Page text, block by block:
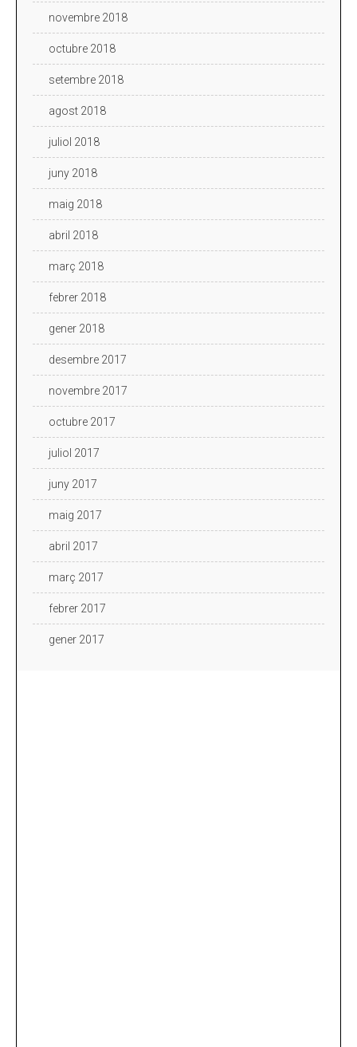
novembre 2018
octubre 2018
setembre 2018
agost 2018
juliol 2018
juny 2018
maig 2018
abril 2018
març 2018
febrer 2018
gener 2018
desembre 2017
novembre 2017
octubre 2017
juliol 2017
juny 2017
maig 2017
abril 2017
març 2017
febrer 2017
gener 2017